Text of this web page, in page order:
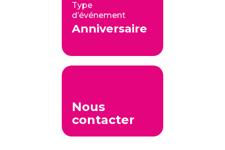
Type
d’événement
Anniversaire
Nous
contacter